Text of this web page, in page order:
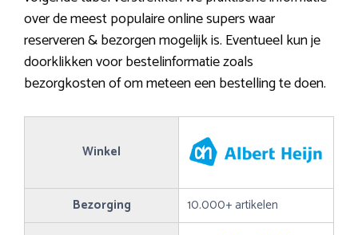
over de meest populaire online supers waar
reserveren & bezorgen mogelijk is. Eventueel kun je
doorklikken voor bestelinformatie zoals
bezorgkosten of om meteen een bestelling te doen.
Winkel
Bezorging 10.000+ artikelen